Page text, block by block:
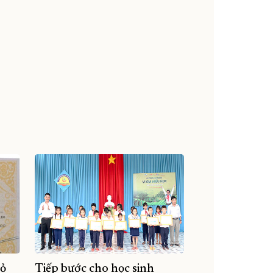
Tiếp bước cho học sinh